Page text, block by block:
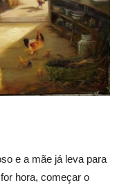
e a mãe já leva para
hora, começar o